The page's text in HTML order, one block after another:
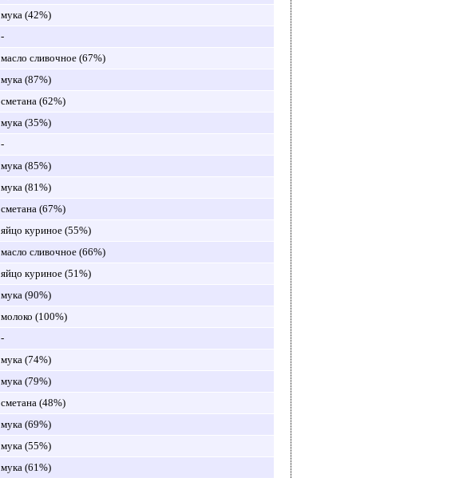
мука (42%)
-
масло сливочное (67%)
мука (87%)
сметана (62%)
мука (35%)
-
мука (85%)
мука (81%)
сметана (67%)
яйцо куриное (55%)
масло сливочное (66%)
яйцо куриное (51%)
мука (90%)
молоко (100%)
-
мука (74%)
мука (79%)
сметана (48%)
мука (69%)
мука (55%)
мука (61%)